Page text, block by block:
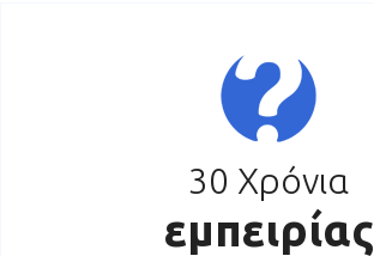
30 Χρόνια
εμπειρίας